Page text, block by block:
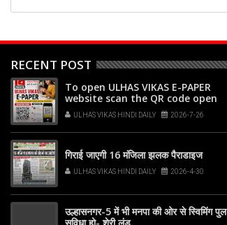
RECENT POST
To open ULHAS VIKAS E-PAPER
website scan the QR code open
your phone's camera app or
Google Lens, point it at the code,
and tap the web link popup that
ULHAS VIKAS HINDI DAILY 2026-7-26
गिराई जाएगी 16 मंजिला झलक पैराडाइज
ULHAS VIKAS HINDI DAILY 2026-4-30
उल्हासनगर-5 में भी मनपा की ओर से स्विमिंग पुल